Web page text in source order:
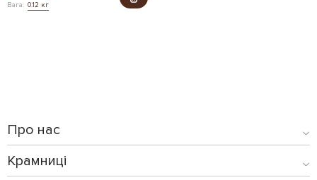
Вага: 0.12 кг
Про нас
Крамниці